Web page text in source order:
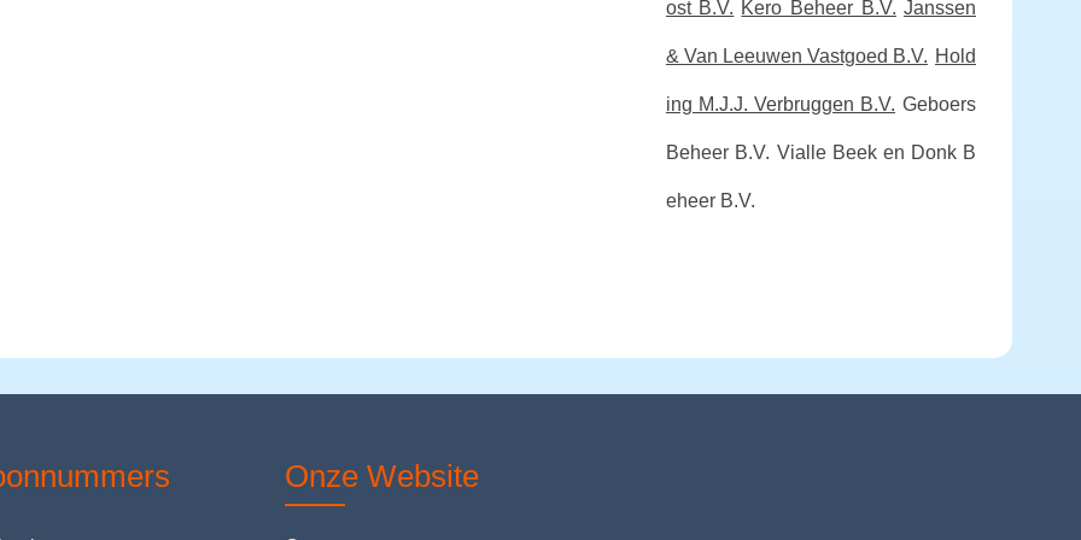
ost B.V. Kero Beheer B.V. Janssen
& Van Leeuwen Vastgoed B.V. Hold
ing M.J.J. Verbruggen B.V. Geboers
Beheer B.V. Vialle Beek en Donk B
eheer B.V.
Onze Website